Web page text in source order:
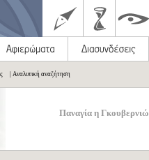
| Αναλυτική αναζήτηση
Παναγία η